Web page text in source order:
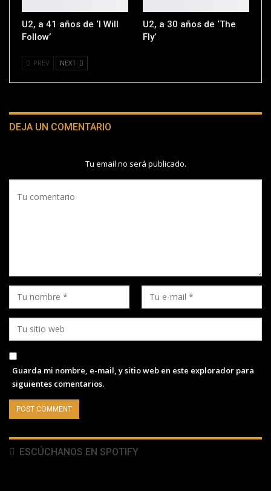
U2, a 41 años de ‘I Will
Follow’
U2, a 30 años de ‘The
Fly’
PREV NEXT
DEJA UN COMENTARIO
Tu email no será publicado.
Guarda mi nombre, e-mail, y sitio web en este explorador para
siguientes comentarios.
ESCÚCHANOS EN SPOTIFY